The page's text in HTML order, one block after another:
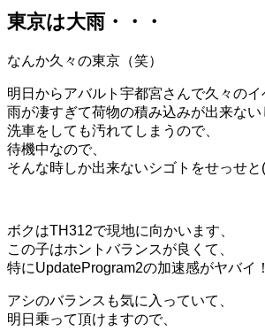
東京は大雨・・・
なんか久々の東京（笑）
明日からアバルト宇都宮さんで久々のイ
雨が凄すぎて荷物の積み込みが出来ない
洗車をしても汚れてしまうので、
待機中なので、
そんな時しか出来ないシゴトをせっせと
ボクはTH312で現地に向かいます、
この子はホントバランスが良くて、
特にUpdateProgram2の加速感がヤバイ！
アシのバランスも気に入っていて、
明日乗って頂けますので、